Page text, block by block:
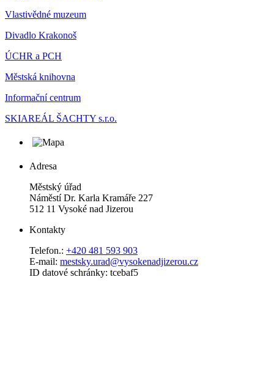
Vlastivědné muzeum
Divadlo Krakonoš
ÚCHR a PCH
Městská knihovna
Informační centrum
SKIAREÁL ŠACHTY s.r.o.
Adresa
Městský úřad
Náměstí Dr. Karla Kramáře 227
512 11 Vysoké nad Jizerou
Kontakty
Telefon.: +420 481 593 903
E-mail: mestsky.urad@vysokenadjizerou.cz
ID datové schránky: tcebaf5